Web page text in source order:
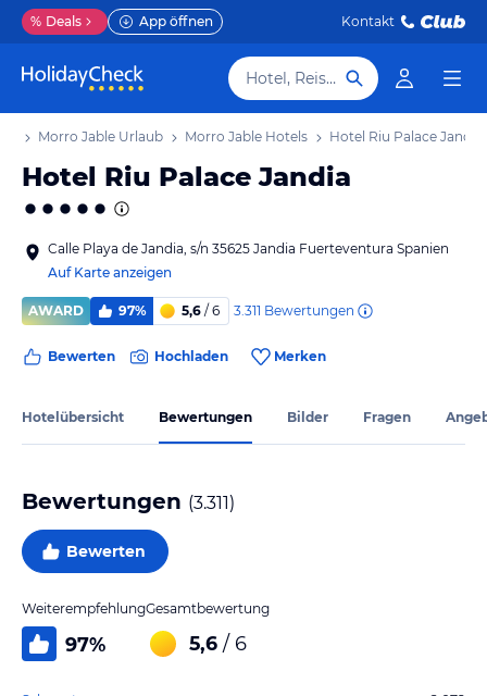
% Deals App öffnen Kontakt
Hotel, Reiseziel
Morro Jable Urlaub Morro Jable Hotels Hotel Riu Palace Jandia
Hotel Riu Palace Jandia
Calle Playa de Jandia, s/n 35625 Jandia Fuerteventura Spanien
Auf Karte anzeigen
AWARD 97% 5,6 / 6 3.311 Bewertungen
Bewerten Hochladen Merken
Hotelübersicht Bewertungen Bilder Fragen
Bewertungen (3.311)
Bewerten
Weiterempfehlung
97%
Gesamtbewertung
5,6 / 6